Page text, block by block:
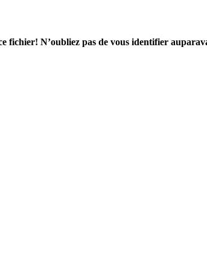
fichier! N’oubliez pas de vous identifier